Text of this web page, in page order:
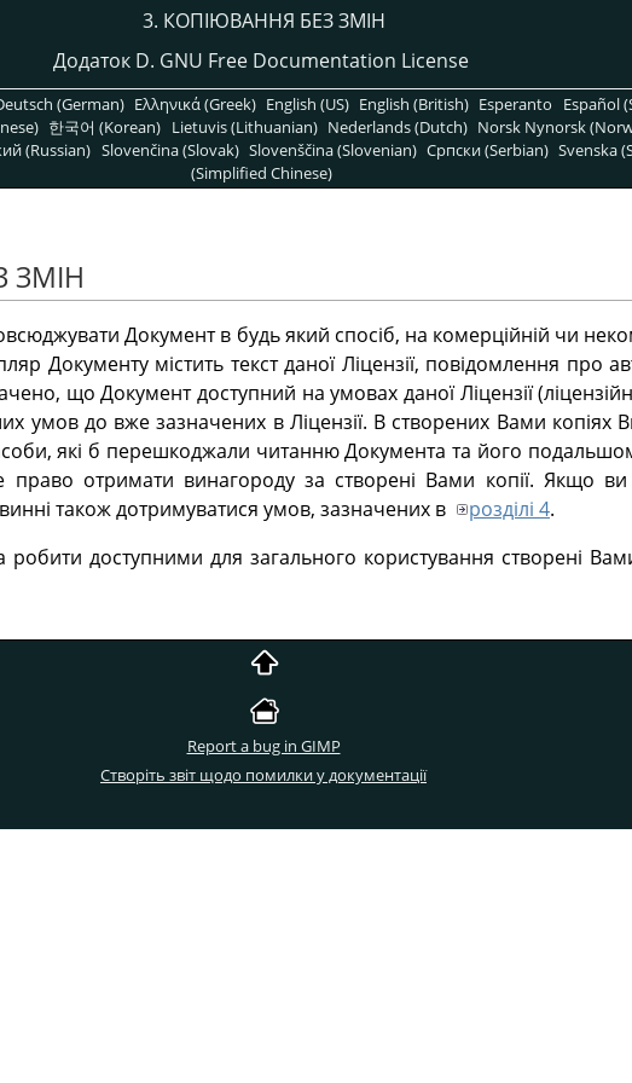
3. КОПІЮВАННЯ БЕЗ ЗМІН
Додаток D. GNU Free Documentation License
(German) Ελληνικά (Greek) English (US) English (British) Esperanto Español
한국어 (Korean) Lietuvis (Lithuanian) Nederlands (Dutch) Norsk Nynorsk
(Russian) Slovenčina (Slovak) Slovenščina (Slovenian) Српски (Serbian) Svenska
(Simplified Chinese)
ЗМІН
Документ в будь який спосіб, на комерційній чи
Документу містить текст даної Ліцензії, повідомлення про
що Документ доступний на умовах даної Ліцензії
умов до вже зазначених в Ліцензії. В створених Вами копіях
які б перешкоджали читанню Документа та його
отримати винагороду за створені Вами копії. Якщо
також дотримуватися умов, зазначених в
розділі 4.
доступними для загального користування створені
Report a bug in GIMP
Створіть звіт щодо помилки у документації